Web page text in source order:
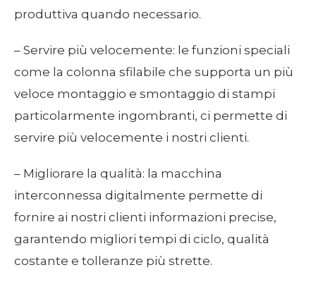
produttiva quando necessario.
– Servire più velocemente: le funzioni speciali
come la colonna sfilabile che supporta un più
veloce montaggio e smontaggio di stampi
particolarmente ingombranti, ci permette di
servire più velocemente i nostri clienti.
– Migliorare la qualità: la macchina
interconnessa digitalmente permette di
fornire ai nostri clienti informazioni precise,
garantendo migliori tempi di ciclo, qualità
costante e tolleranze più strette.